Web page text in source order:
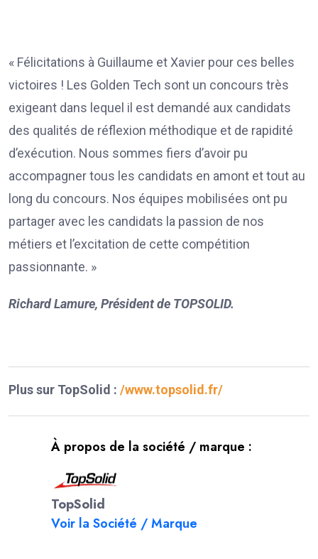
« Félicitations à Guillaume et Xavier pour ces belles
victoires ! Les Golden Tech sont un concours très
exigeant dans lequel il est demandé aux candidats
des qualités de réflexion méthodique et de rapidité
d’exécution. Nous sommes fiers d’avoir pu
accompagner tous les candidats en amont et tout au
long du concours. Nos équipes mobilisées ont pu
partager avec les candidats la passion de nos
métiers et l’excitation de cette compétition
passionnante. »
Richard Lamure, Président de TOPSOLID.
Plus sur TopSolid : /www.topsolid.fr/
À propos de la société / marque :
TopSolid
Voir la Société / Marque